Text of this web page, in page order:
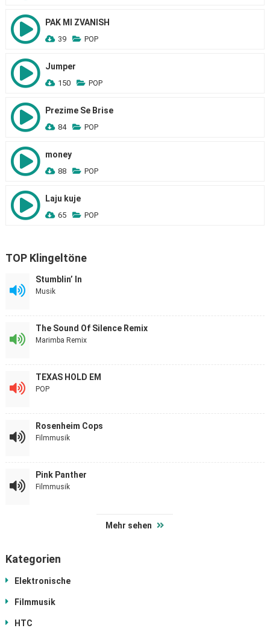
PAK MI ZVANISH
39 POP
Jumper
150 POP
Prezime Se Brise
84 POP
money
88 POP
Laju kuje
65 POP
TOP Klingeltöne
Stumblin’ In
Musik
The Sound Of Silence Remix
Marimba Remix
TEXAS HOLD EM
POP
Rosenheim Cops
Filmmusik
Pink Panther
Filmmusik
Mehr sehen
Kategorien
Elektronische
Filmmusik
HTC